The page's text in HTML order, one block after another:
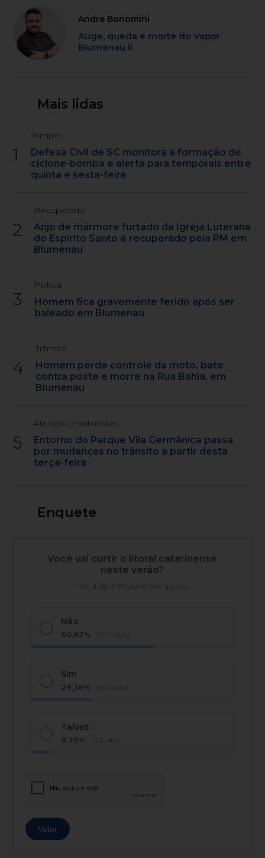
Andre Bonomini
Auge, queda e morte do Vapor
Blumenau II
Mais lidas
1
Tempo
Defesa Civil de SC monitora a formação de
ciclone-bomba e alerta para temporais entre
quinta e sexta-feira
2
Recuperado
Anjo de mármore furtado da Igreja Luterana
do Espírito Santo é recuperado pela PM em
Blumenau
3
Polícia
Homem fica gravemente ferido após ser
baleado em Blumenau
4
Trânsito
Homem perde controle da moto, bate
contra poste e morre na Rua Bahia, em
Blumenau
5
Atenção, motoristas
Entorno do Parque Vila Germânica passa
por mudanças no trânsito a partir desta
terça-feira
Enquete
Você vai curtir o litoral catarinense
neste verão?
Total de 439 votos até agora
Não
60,82% (267 votos)
Sim
29,38% (129 votos)
Talvez
9,79% (43 votos)